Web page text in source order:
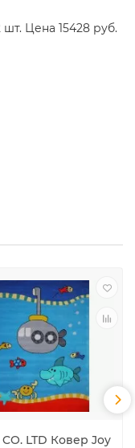
шт. Цена 15428 руб.
CO. LTD Ковер Joy